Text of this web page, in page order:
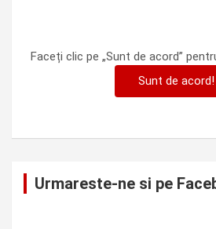
Faceți clic pe „Sunt de acord”
Sunt de acord!
Urmareste-ne si pe